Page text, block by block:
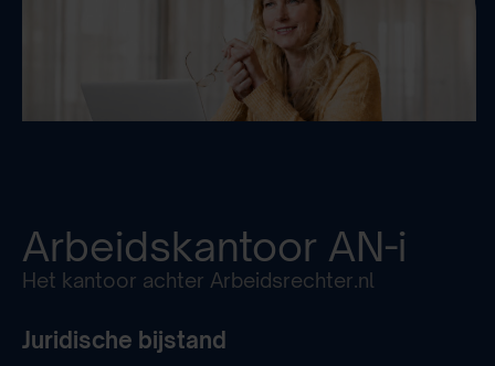
Arbeidskantoor AN-i
Het kantoor achter Arbeidsrechter.nl
Juridische bijstand